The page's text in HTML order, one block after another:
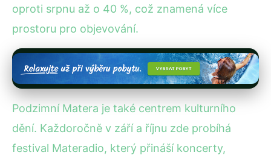
oproti srpnu až o 40 %, což znamená více
prostoru pro objevování.
Podzimní Matera je také centrem kulturního
dění. Každoročně v září a říjnu zde probíhá
festival Materadio, který přináší koncerty,